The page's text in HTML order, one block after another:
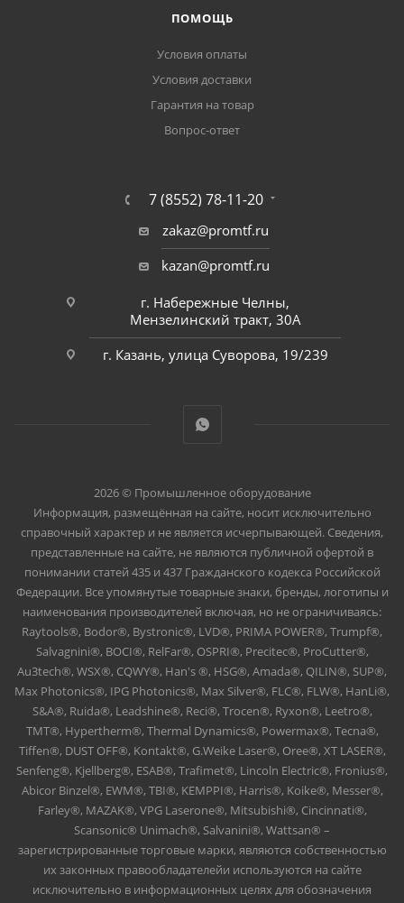
ПОМОЩЬ
Условия оплаты
Условия доставки
Гарантия на товар
Вопрос-ответ
7 (8552) 78-11-20
zakaz@promtf.ru
kazan@promtf.ru
г. Набережные Челны,
Мензелинский тракт, 30А
г. Казань, улица Суворова, 19/239
2026 © Промышленное оборудование
Информация, размещённая на сайте, носит исключительно
справочный характер и не является исчерпывающей. Сведения,
представленные на сайте, не являются публичной офертой в
понимании статей 435 и 437 Гражданского кодекса Российской
Федерации. Все упомянутые товарные знаки, бренды, логотипы и
наименования производителей включая, но не ограничиваясь:
Raytools®, Bodor®, Bystronic®, LVD®, PRIMA POWER®, Trumpf®,
Salvagnini®, BOCI®, RelFar®, OSPRI®, Precitec®, ProCutter®,
Au3tech®, WSX®, CQWY®, Han's ®, HSG®, Amada®, QILIN®, SUP®,
Max Photonics®, IPG Photonics®, Max Silver®, FLC®, FLW®, HanLi®,
S&A®, Ruida®, Leadshine®, Reci®, Trocen®, Ryxon®, Leetro®,
TMT®, Hypertherm®, Thermal Dynamics®, Powermax®, Tecna®,
Tiffen®, DUST OFF®, Kontakt®, G.Weike Laser®, Oree®, XT LASER®,
Senfeng®, Kjellberg®, ESAB®, Trafimet®, Lincoln Electric®, Fronius®,
Abicor Binzel®, EWM®, TBI®, KEMPPI®, Harris®, Koike®, Messer®,
Farley®, MAZAK®, VPG Laserone®, Mitsubishi®, Cincinnati®,
Scansonic® Unimach®, Salvanini®, Wattsan® –
зарегистрированные торговые марки, являются собственностью
их законных правообладателейи используются на сайте
исключительно в информационных целях для обозначения